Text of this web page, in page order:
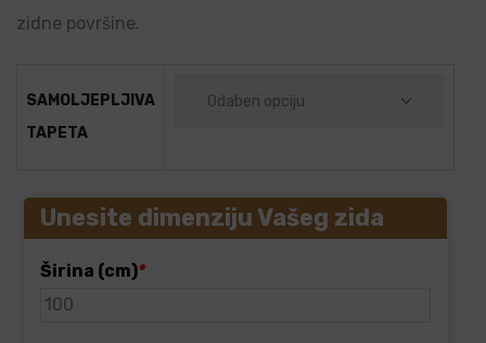
zidne površine.
SAMOLJEPLJIVA
TAPETA
Unesite dimenziju Vašeg zida
Širina (cm)*